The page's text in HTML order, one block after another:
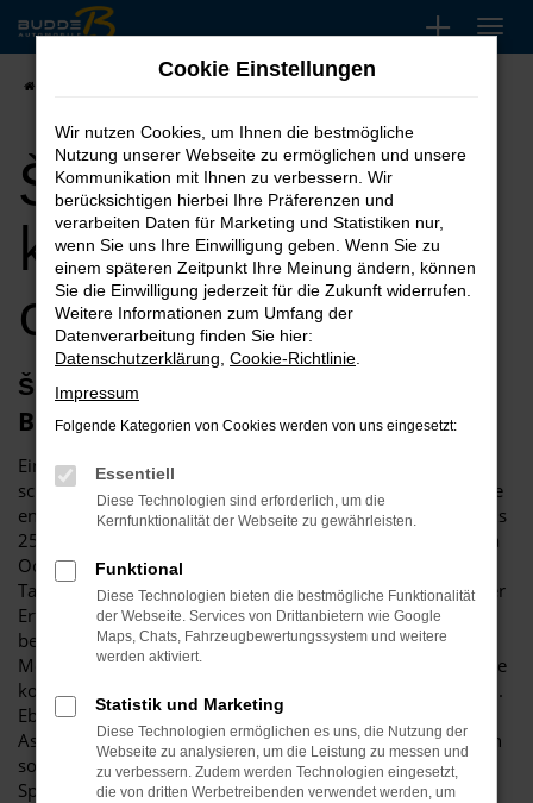
Zum
Hauptinhalt
springen
Škoda Octavia kaufen, leasen oder finanzieren
Škoda Octavia
kaufen, leasen
oder finanzieren
Škoda Octavia – große Auswahl bei
Budde
Einen Škoda Octavia finden Sie heutzutage einfach und
schnell, insbesondere, wenn Sie sich für Automobile Budde
entscheiden. Unser Unternehmen widmet sich seit mehr als
25 Jahren Fahrzeugen aller Art und liefert Ihnen den Škoda
Octavia sowohl als klassischen Neuwagen als auch als
Tageszulassung oder gebraucht und als Jahreswagen. Unser
Erfahrung ist Ihr Vorteil, denn wir wissen genau, worauf es
bei einem Škoda Octavia ankommt und welche
Möglichkeiten dieses Fahrzeug bietet. Gerne beraten wir Sie
kompetent und entsprechend Ihrer individuellen Vorgaben.
Ebenso sind wir jederzeit gerne bereits, die zahlreichen
Assistenten und Sicherheitssysteme zu erläutern und Ihnen
so ein 100-prozentiges Fahrvergnügen zu ermöglichen.
Sprechen Sie uns an.
Cookie Einstellungen
Wir nutzen Cookies, um Ihnen die bestmögliche
Nutzung unserer Webseite zu ermöglichen und unsere
Kommunikation mit Ihnen zu verbessern. Wir
berücksichtigen hierbei Ihre Präferenzen und
verarbeiten Daten für Marketing und Statistiken nur,
wenn Sie uns Ihre Einwilligung geben. Wenn Sie zu
einem späteren Zeitpunkt Ihre Meinung ändern, können
Sie die Einwilligung jederzeit für die Zukunft widerrufen.
Weitere Informationen zum Umfang der
Datenverarbeitung finden Sie hier:
Datenschutzerklärung Cookie-Richtlinie
Impressum
Folgende Kategorien von Cookies werden von uns eingesetzt:
Essentiell
Diese Technologien sind erforderlich, um die
Kernfunktionalität der Webseite zu gewährleisten.
Funktional
Diese Technologien bieten die bestmögliche Funktionalität
der Webseite. Services von Drittanbietern wie Google
Maps, Chats, Fahrzeugbewertungssystem und weitere
werden aktiviert.
Statistik und Marketing
Diese Technologien ermöglichen es uns, die Nutzung der
Webseite zu analysieren, um die Leistung zu messen und
zu verbessern. Zudem werden Technologien eingesetzt,
die von dritten Werbetreibenden verwendet werden, um